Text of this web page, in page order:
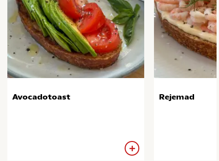
Avocadotoast Rejemad